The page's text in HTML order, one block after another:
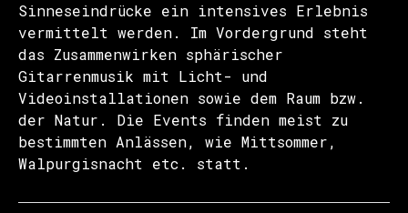
Sinneseindrücke ein intensives Erlebnis
vermittelt werden. Im Vordergrund steht
das Zusammenwirken sphärischer
Gitarrenmusik mit Licht- und
Videoinstallationen sowie dem Raum bzw.
der Natur. Die Events finden meist zu
bestimmten Anlässen, wie Mittsommer,
Walpurgisnacht etc. statt.